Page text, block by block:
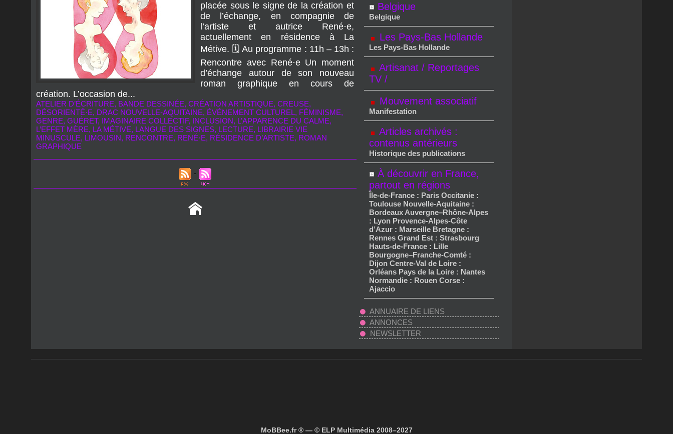
placée sous le signe de la création et
de l’échange, en compagnie de
l’artiste et autrice René·e,
actuellement en résidence à La
Métive. 🗓️ Au programme : 11h – 13h :
Rencontre avec René·e Un moment
d’échange autour de son nouveau
roman graphique en cours de
création. L’occasion de...
ATELIER D’ÉCRITURE, BANDE DESSINÉE, CRÉATION ARTISTIQUE, CREUSE,
DÉSORIENTÉ·E, DRAC NOUVELLE-AQUITAINE, ÉVÉNEMENT CULTUREL, FÉMINISME,
GENRE, GUÉRET, IMAGINAIRE COLLECTIF, INCLUSION, L’APPARENCE DU CALME,
L’EFFET MÈRE, LA MÉTIVE, LANGUE DES SIGNES, LECTURE, LIBRAIRIE VIE
MINUSCULE, LIMOUSIN, RENCONTRE, RENÉ·E, RÉSIDENCE D’ARTISTE, ROMAN
GRAPHIQUE
Belgique
Belgique
Les Pays-Bas Hollande
Les Pays-Bas Hollande
Artisanat / Reportages
TV /
Mouvement associatif
Manifestation
Articles archivés :
contenus antérieurs
Historique des publications
À découvrir en France,
partout en régions
Île-de-France : Paris Occitanie :
Toulouse Nouvelle-Aquitaine :
Bordeaux Auvergne–Rhône-Alpes
: Lyon Provence-Alpes-Côte
d’Azur : Marseille Bretagne :
Rennes Grand Est : Strasbourg
Hauts-de-France : Lille
Bourgogne–Franche-Comté :
Dijon Centre-Val de Loire :
Orléans Pays de la Loire : Nantes
Normandie : Rouen Corse :
Ajaccio
ANNUAIRE DE LIENS
ANNONCES
NEWSLETTER
MoBBee.fr ® — © ELP Multimédia 2008–2027